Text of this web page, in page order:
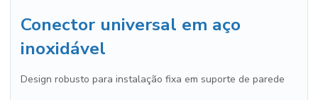
Conector universal em aço
inoxidável
Design robusto para instalação fixa em suporte de parede